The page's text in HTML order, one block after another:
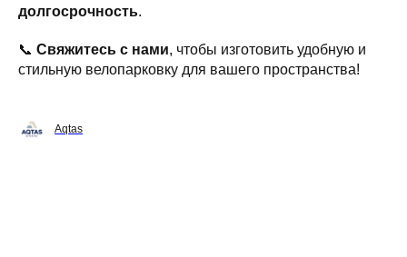
долгосрочность.
📞 Свяжитесь с нами, чтобы изготовить удобную и
стильную велопарковку для вашего пространства!
Aqtas